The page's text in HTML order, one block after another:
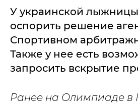
У украинской лыжницы
оспорить решение
Спортивном
Также у нее есть
запросить вскрытие
Ранее на Олимпиаде в